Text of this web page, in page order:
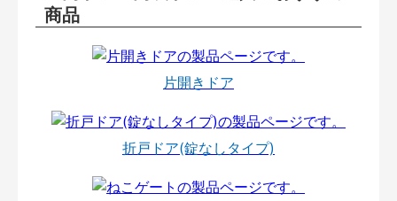
商品
片開きドア
折戸ドア(錠なしタイプ)